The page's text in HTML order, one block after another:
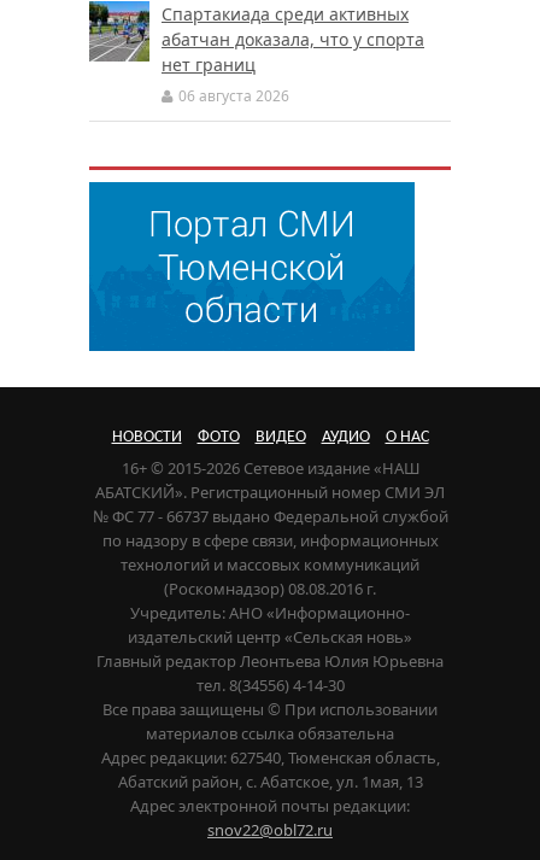
Спартакиада среди активных
абатчан доказала, что у спорта
нет границ
06 августа 2026
НОВОСТИ ФОТО ВИДЕО АУДИО О НАС
16+ © 2015-2026 Сетевое издание «НАШ
АБАТСКИЙ». Регистрационный номер СМИ ЭЛ
№ ФС 77 - 66737 выдано Федеральной службой
по надзору в сфере связи, информационных
технологий и массовых коммуникаций
(Роскомнадзор) 08.08.2016 г.
Учредитель: АНО «Информационно-
издательский центр «Сельская новь»
Главный редактор Леонтьева Юлия Юрьевна
тел. 8(34556) 4-14-30
Все права защищены © При использовании
материалов ссылка обязательна
Адрес редакции: 627540, Тюменская область,
Абатский район, с. Абатское, ул. 1мая, 13
Адрес электронной почты редакции:
snov22@obl72.ru